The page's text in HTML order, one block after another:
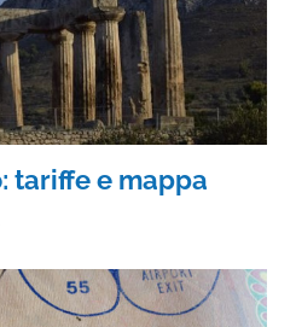
tariffe e mappa